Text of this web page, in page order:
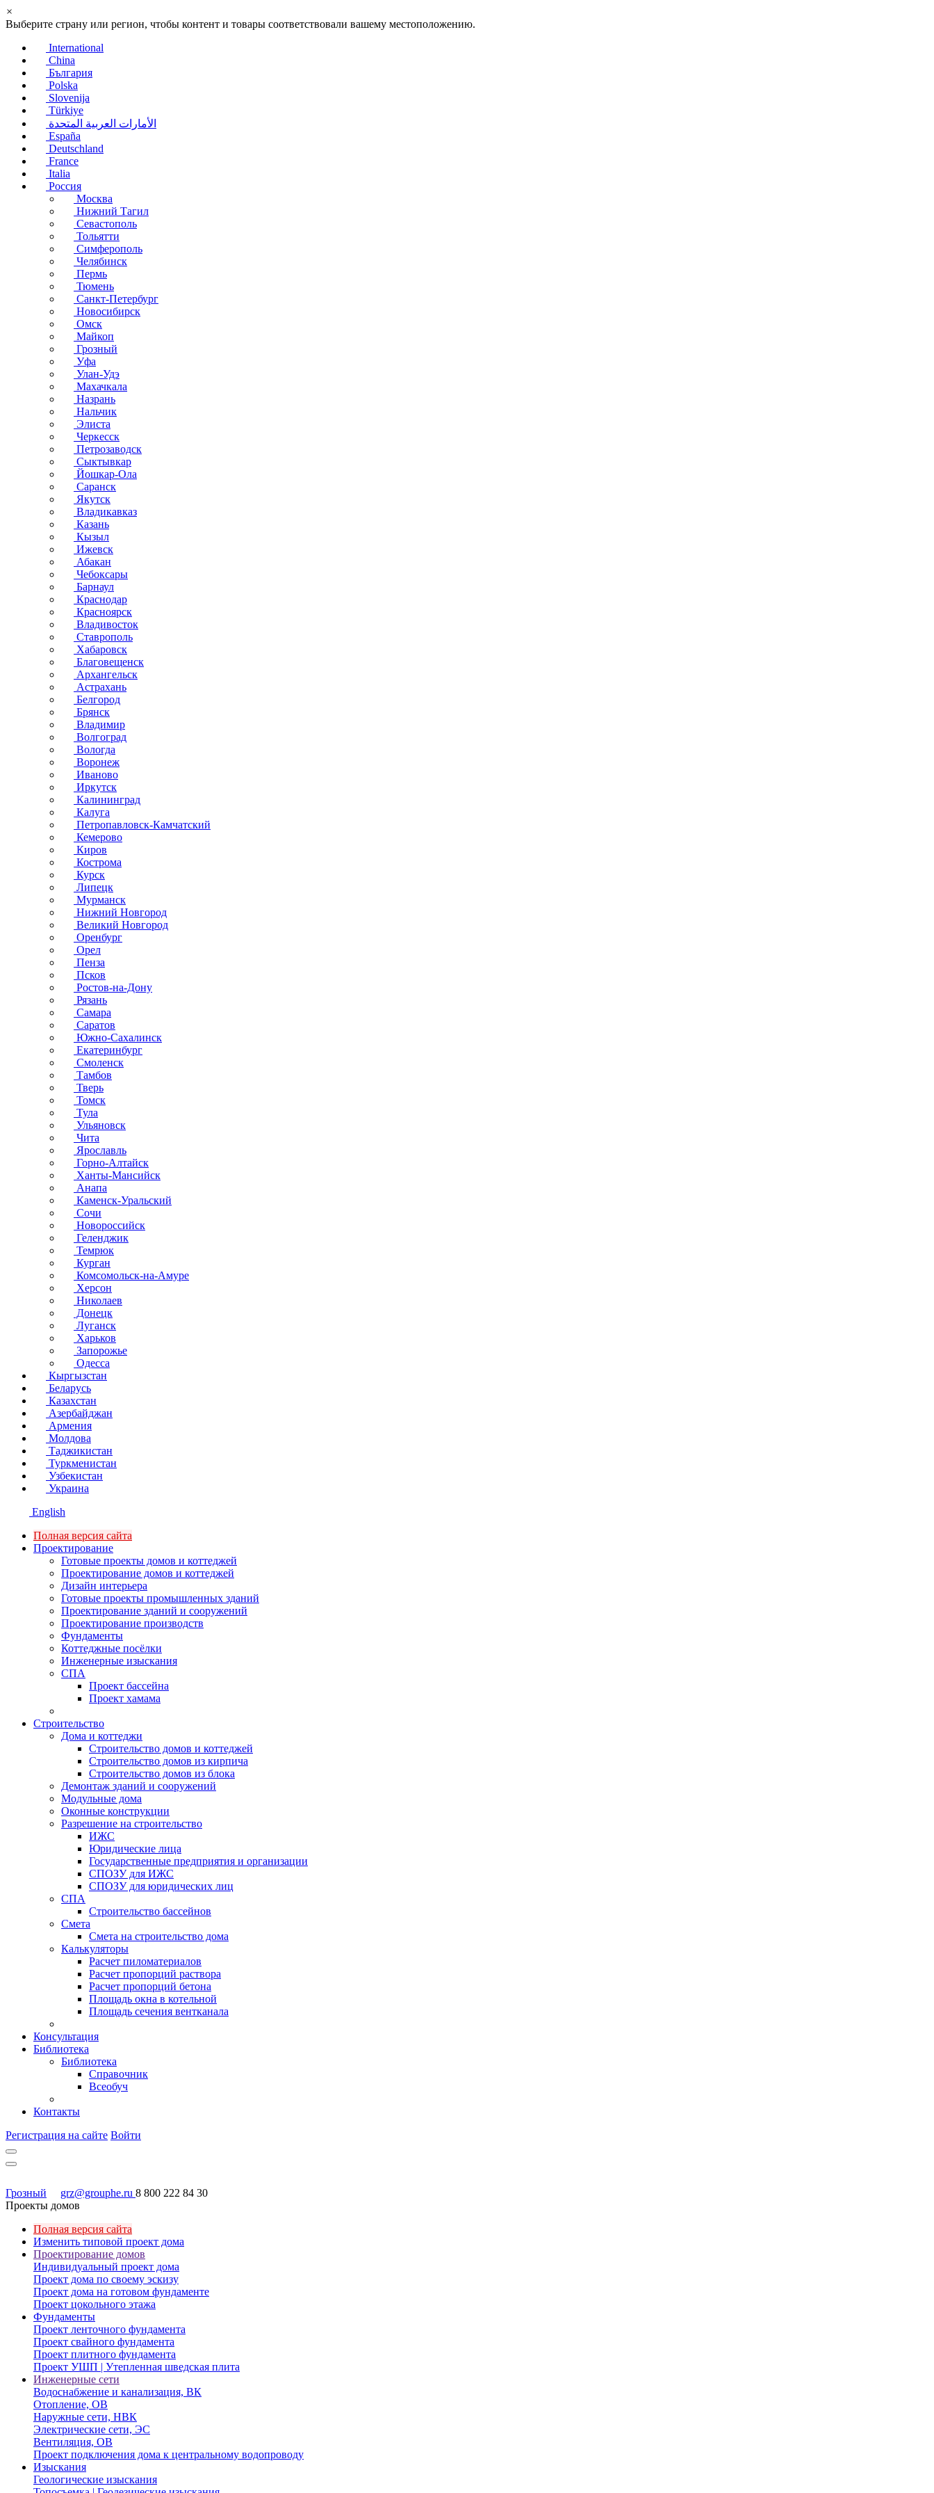
×
Выберите страну или регион, чтобы контент и товары соответствовали вашему местоположению.
International
China
България
Polska
Slovenija
Türkiye
الأمارات العربية المتحدة
España
Deutschland
France
Italia
Россия
Москва
Нижний Тагил
Севастополь
Тольятти
Симферополь
Челябинск
Пермь
Тюмень
Санкт-Петербург
Новосибирск
Омск
Майкоп
Грозный
Уфа
Улан-Удэ
Махачкала
Назрань
Нальчик
Элиста
Черкесск
Петрозаводск
Сыктывкар
Йошкар-Ола
Саранск
Якутск
Владикавказ
Казань
Кызыл
Ижевск
Абакан
Чебоксары
Барнаул
Краснодар
Красноярск
Владивосток
Ставрополь
Хабаровск
Благовещенск
Архангельск
Астрахань
Белгород
Брянск
Владимир
Волгоград
Вологда
Воронеж
Иваново
Иркутск
Калининград
Калуга
Петропавловск-Камчатский
Кемерово
Киров
Кострома
Курск
Липецк
Мурманск
Нижний Новгород
Великий Новгород
Оренбург
Орел
Пенза
Псков
Ростов-на-Дону
Рязань
Самара
Саратов
Южно-Сахалинск
Екатеринбург
Смоленск
Тамбов
Тверь
Томск
Тула
Ульяновск
Чита
Ярославль
Горно-Алтайск
Ханты-Мансийск
Анапа
Каменск-Уральский
Сочи
Новороссийск
Геленджик
Темрюк
Курган
Комсомольск-на-Амуре
Херсон
Николаев
Донецк
Луганск
Харьков
Запорожье
Одесса
Кыргызстан
Беларусь
Казахстан
Азербайджан
Армения
Молдова
Таджикистан
Туркменистан
Узбекистан
Украина
English
Полная версия сайта
Проектирование
Готовые проекты домов и коттеджей
Проектирование домов и коттеджей
Дизайн интерьера
Готовые проекты промышленных зданий
Проектирование зданий и сооружений
Проектирование производств
Фундаменты
Коттеджные посёлки
Инженерные изыскания
СПА
Проект бассейна
Проект хамама
Строительство
Дома и коттеджи
Строительство домов и коттеджей
Строительство домов из кирпича
Строительство домов из блока
Демонтаж зданий и сооружений
Модульные дома
Оконные конструкции
Разрешение на строительство
ИЖС
Юридические лица
Государственные предприятия и организации
СПОЗУ для ИЖС
СПОЗУ для юридических лиц
СПА
Строительство бассейнов
Смета
Смета на строительство дома
Калькуляторы
Расчет пиломатериалов
Расчет пропорций раствора
Расчет пропорций бетона
Площадь окна в котельной
Площадь сечения вентканала
Консультация
Библиотека
Библиотека
Справочник
Всеобуч
Контакты
Регистрация на сайте Войти
Грозный grz@grouphe.ru 8 800 222 84 30
Проекты домов
Полная версия сайта
Изменить типовой проект дома
Проектирование домов
Индивидуальный проект дома
Проект дома по своему эскизу
Проект дома на готовом фундаменте
Проект цокольного этажа
Фундаменты
Проект ленточного фундамента
Проект свайного фундамента
Проект плитного фундамента
Проект УШП | Утепленная шведская плита
Инженерные сети
Водоснабжение и канализация, ВК
Отопление, ОВ
Наружные сети, НВК
Электрические сети, ЭС
Вентиляция, ОВ
Проект подключения дома к центральному водопроводу
Изыскания
Геологические изыскания